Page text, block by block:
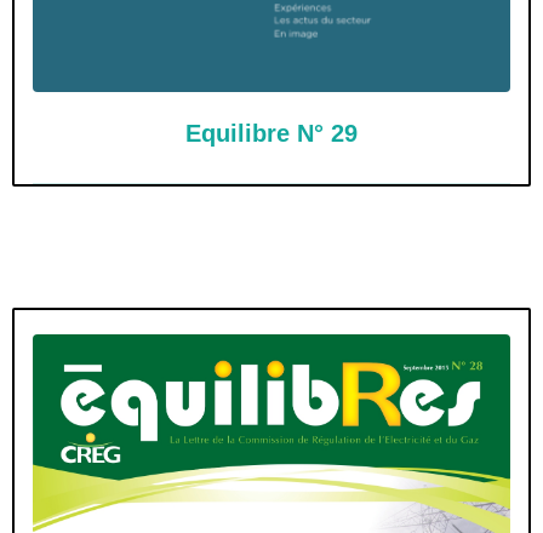
Equilibre N° 29